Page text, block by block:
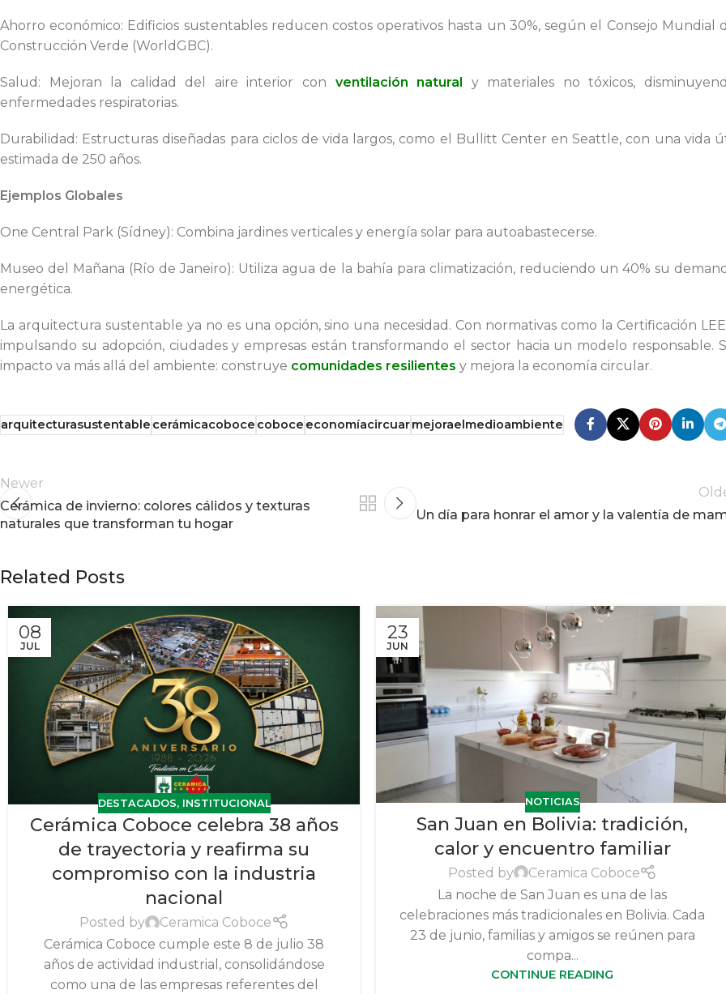
Ahorro económico: Edificios sustentables reducen costos operativos hasta un 30%, según el Consejo Mundial
Construcción Verde (WorldGBC).
Salud: Mejoran la calidad del aire interior con ventilación natural
y materiales no tóxicos,
enfermedades respiratorias.
Durabilidad: Estructuras diseñadas para ciclos de vida largos, como el Bullitt Center en Seattle, con una vida
estimada de 250 años.
Ejemplos Globales
One Central Park (Sídney): Combina jardines verticales y energía solar para autoabastecerse.
Museo del Mañana (Río de Janeiro): Utiliza agua de la bahía para climatización, reduciendo un 40% su
energética.
La arquitectura sustentable ya no es una opción, sino una necesidad. Con normativas como la Certificación
impulsando su adopción, ciudades y empresas están transformando el sector hacia un modelo responsable.
impacto va más allá del ambiente: construye comunidades resilientes y mejora la economía circular.
arquitecturasustentablecerámicacobocecoboceeconomíacircuarmejoraelmedioambiente
Newer
Cerámica de invierno: colores cálidos y texturas
naturales que transforman tu hogar
Un día para honrar el amor y la valentía de
Related Posts
08
JUL
DESTACADOS, INSTITUCIONAL
Cerámica Coboce celebra 38 años
de trayectoria y reafirma su
compromiso con la industria
nacional
Posted by
Ceramica Coboce
Cerámica Coboce cumple este 8 de julio 38
años de actividad industrial, consolidándose
como una de las empresas referentes del
23
JUN
NOTICIAS
San Juan en Bolivia: tradición,
calor y encuentro familiar
Posted by
Ceramica Coboce
La noche de San Juan es una de las
celebraciones más tradicionales en Bolivia. Cada
23 de junio, familias y amigos se reúnen para
compa...
CONTINUE READING